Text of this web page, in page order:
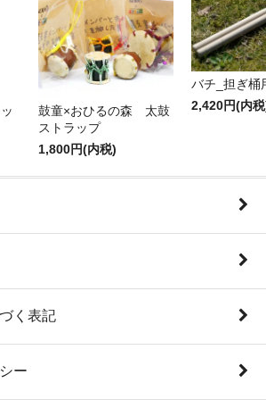
鼓童×おひるの森 太鼓
ストラップ
1,800円(内税)
バチ_担ぎ桶
2,420円(内
く表記
ー